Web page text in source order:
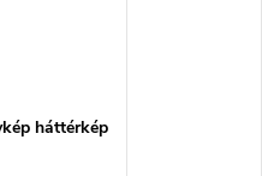
háttérkép